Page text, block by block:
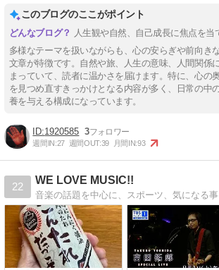
このブログのここがポイント
人生観や自然、自己成長に焦点を当
多様なテーマを扱いながらも、心の安らぎや前向き
文章が特徴です。自然や旅、人生の意味、人間関係
まっていて、読者に温かさを届けます。特に、心の
を見つめ直すきっかけとなる内容が多く、日常の中
養を与える構成になっています。
1920585 3
週間IN:27 週間OUT:39 月間IN:93
22
WE LOVE MUSIC!!